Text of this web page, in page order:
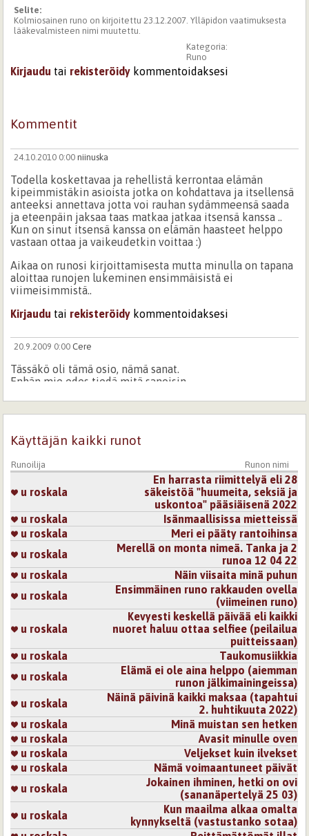
Selite:
Kolmiosainen runo on kirjoitettu 23.12.2007. Ylläpidon vaatimuksesta
lääkevalmisteen nimi muutettu.
Kategoria:
Runo
Kirjaudu tai rekisteröidy kommentoidaksesi
Kommentit
24.10.2010 0:00 niinuska
Todella koskettavaa ja rehellistä kerrontaa elämän
kipeimmistäkin asioista jotka on kohdattava ja itsellensä
anteeksi annettava jotta voi rauhan sydämmeensä saada
ja eteenpäin jaksaa taas matkaa jatkaa itsensä kanssa ..
Kun on sinut itsensä kanssa on elämän haasteet helppo
vastaan ottaa ja vaikeudetkin voittaa :)
Aikaa on runosi kirjoittamisesta mutta minulla on tapana
aloittaa runojen lukeminen ensimmäisistä ei
viimeisimmistä..
Kirjaudu tai rekisteröidy kommentoidaksesi
20.9.2009 0:00 Cere
Tässäkö oli tämä osio, nämä sanat.
Enhän mie edes tiedä mitä sanoisin.
Loistavaa. Kirjoittamisen jalo taito.
Kiitos.
Kirjaudu
12.2.2008 0:00
Vaikuttava runo. Tämän lukee lähes henkeään pidätellen.
Vahvasti välittyy eletty elämä ja voimakas rakkaus.
Kirjaudutai rekisteröidykommentoidaksesi
Sivut
Käyttäjän kaikki runot
Runoilija Runon nimi
u roskala
En harrasta riimittelyä eli 28
säkeistöä "huumeita, seksiä ja
uskontoa" pääsiäisenä 2022
u roskala
Isänmaallisissa mietteissä
u roskala
Meri ei pääty rantoihinsa
u roskala
Merellä on monta nimeä. Tanka ja 2
runoa 12 04 22
u roskala
Näin viisaita minä puhun
u roskala
Ensimmäinen runo rakkauden ovella
(viimeinen runo)
u roskala
Kevyesti keskellä päivää eli kaikki
nuoret haluu ottaa selfiee (peilailua
puitteissaan)
u roskala
Taukomusiikkia
u roskala
Elämä ei ole aina helppo (aiemman
runon jälkimainingeissa)
u roskala
Näinä päivinä kaikki maksaa (tapahtui
2. huhtikuuta 2022)
u roskala
Minä muistan sen hetken
u roskala
Avasit minulle oven
u roskala
Veljekset kuin ilvekset
u roskala
Nämä voimaantuneet päivät
u roskala
Jokainen ihminen, hetki on ovi
(sananäpertelyä 25 03)
u roskala
Kun maailma alkaa omalta
kynnykseltä (vastustanko sotaa)